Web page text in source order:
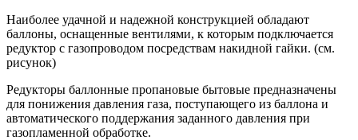
Наиболее удачной и надежной конструкцией обладают
баллоны, оснащенные вентилями, к которым подключается
редуктор с газопроводом посредствам накидной гайки. (см.
рисунок)
Редукторы баллонные пропановые бытовые предназначены
для понижения давления газа, поступающего из баллона и
автоматического поддержания заданного давления при
газопламенной обработке.